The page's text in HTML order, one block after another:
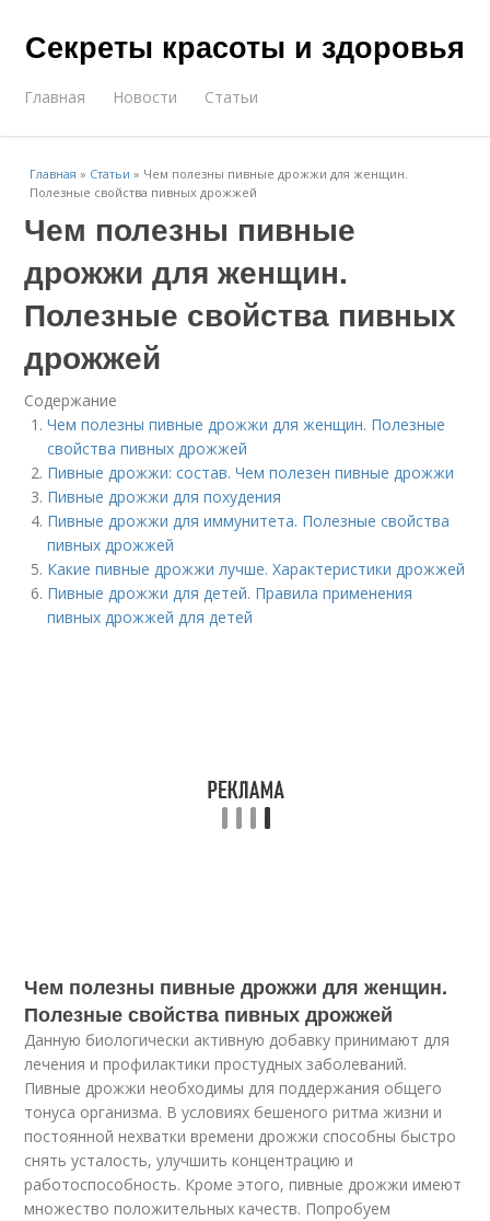
Секреты красоты и здоровья
Главная Новости Статьи
Главная » Статьи » Чем полезны пивные дрожжи для женщин.
Полезные свойства пивных дрожжей
Чем полезны пивные
дрожжи для женщин.
Полезные свойства пивных
дрожжей
Содержание
Чем полезны пивные дрожжи для женщин. Полезные
свойства пивных дрожжей
Пивные дрожжи: состав. Чем полезен пивные дрожжи
Пивные дрожжи для похудения
Пивные дрожжи для иммунитета. Полезные свойства
пивных дрожжей
Какие пивные дрожжи лучше. Характеристики дрожжей
Пивные дрожжи для детей. Правила применения
пивных дрожжей для детей
Чем полезны пивные дрожжи для женщин.
Полезные свойства пивных дрожжей
Данную биологически активную добавку принимают для
лечения и профилактики простудных заболеваний.
Пивные дрожжи необходимы для поддержания общего
тонуса организма. В условиях бешеного ритма жизни и
постоянной нехватки времени дрожжи способны быстро
снять усталость, улучшить концентрацию и
работоспособность. Кроме этого, пивные дрожжи имеют
множество положительных качеств. Попробуем